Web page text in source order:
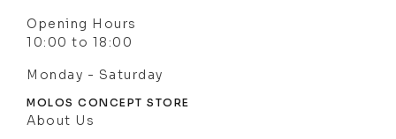
Opening Hours
10:00 to 18:00
Monday - Saturday
MOLOS CONCEPT STORE
About Us